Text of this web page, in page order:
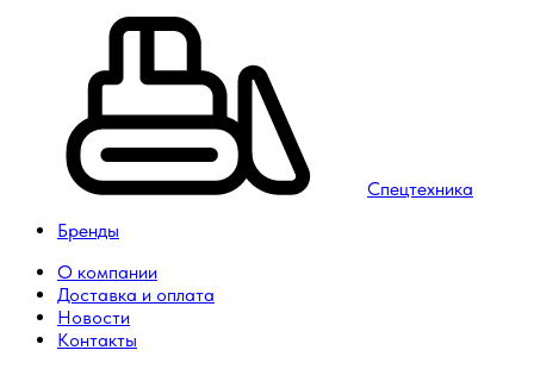
Спецтехника
Бренды
О компании
Доставка и оплата
Новости
Контакты